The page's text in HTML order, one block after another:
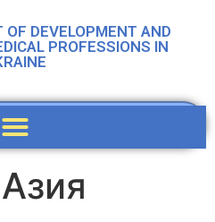
DEVELOPMENT AND
PROFESSIONS IN
Азия